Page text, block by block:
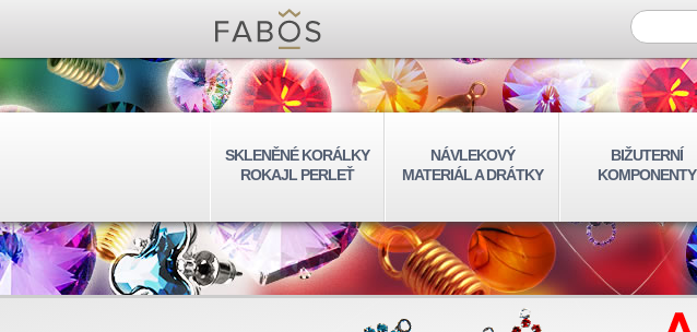
SKLENĚNÉ KORÁLKY
ROKAJL PERLEŤ
NÁVLEKOVÝ
MATERIÁL A DRÁTKY
BIŽUTERNÍ
KOMPONENTY